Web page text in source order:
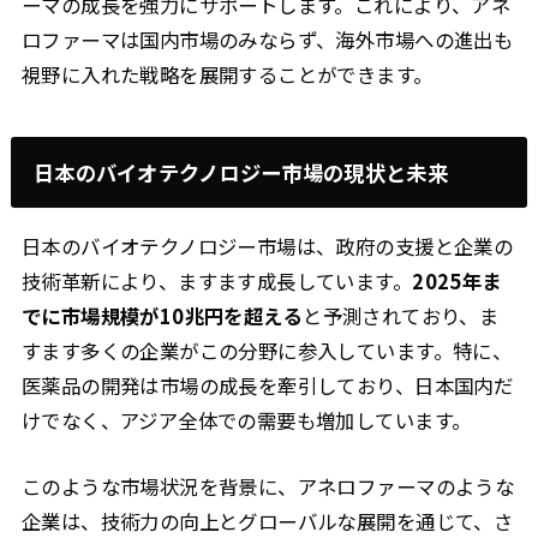
ロファーマは国内市場のみならず、海外市場への進出も
視野に入れた戦略を展開することができます。
日本のバイオテクノロジー市場の現状と未来
日本のバイオテクノロジー市場は、政府の支援と企業の
技術革新により、ますます成長しています。 2025年ま
でに市場規模が10兆円を超える と予測されており、ま
すます多くの企業がこの分野に参入しています。特に、
医薬品の開発は市場の成長を牽引しており、日本国内だ
けでなく、アジア全体での需要も増加しています。
このような市場状況を背景に、アネロファーマのような
企業は、技術力の向上とグローバルな展開を通じて、さ